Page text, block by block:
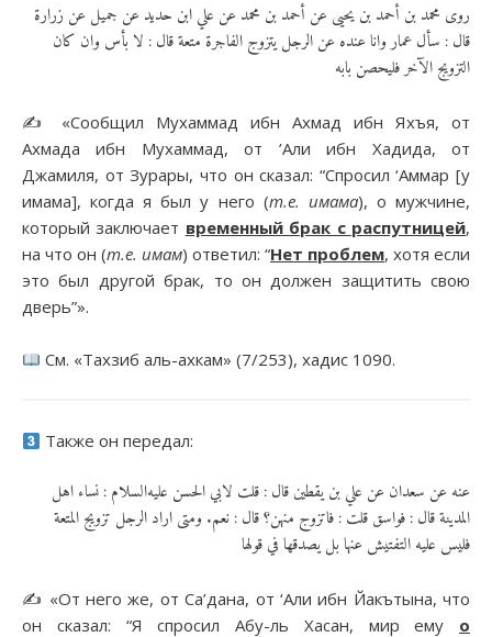
روى محمد بن أحمد بن يحيى عن أحمد بن محمد عن علي ابن حديد عن جميل عن زرارة
قال : سأل عمار وانا عنده عن الرجل يتزوج الفاجرة متعة قال : لا بأس وان كان
التزويج الآخر فليحصن بابه
✍️ «Сообщил Мухаммад ибн Ахмад ибн Яхъя, от
Ахмада ибн Мухаммад, от ’Али ибн Хадида, от
Джамиля, от Зурары, что он сказал: “Спросил ‘Аммар [у
имама], когда я был у него (т.е. имама), о мужчине,
который заключает временный брак с распутницей,
на что он (т.е. имам) ответил: “Нет проблем, хотя если
это был другой брак, то он должен защитить свою
дверь”».
См. «Тахзиб аль-ахкам» (7/253), хадис 1090.
Также он передал:
عنه عن سعدان عن علي بن يقطين قال : قلت لابي الحسن عليه‌السلام : نساء اهل
المدينة قال : فواسق قلت : فاتزوج منهن؟ قال : نعم. ومتى اراد الرجل تزويج المتعة
فليس عليه التفتيش عنها بل يصدقها في قولها
✍️ «От него же, от Са’дана, от ‘Али ибн Йакътына, что
он сказал: “Я спросил Абу-ль Хасан, мир ему о